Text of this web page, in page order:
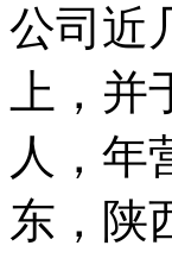
公司近
上，
人，年
东，陕